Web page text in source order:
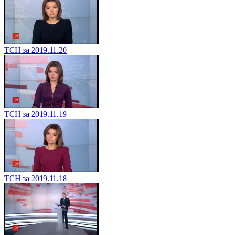
ТСН за 2019.11.20
ТСН за 2019.11.19
ТСН за 2019.11.18